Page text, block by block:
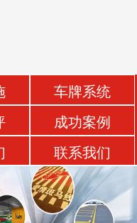
车牌系统
成功案例
联系我们